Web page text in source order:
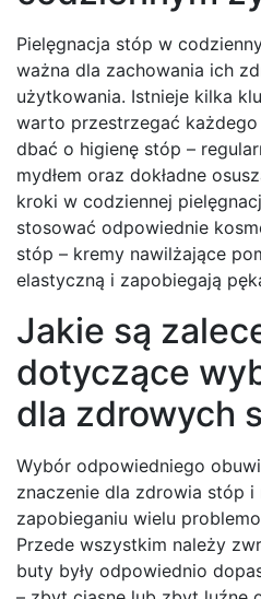
Pielęgnacja stóp w
ważna dla zachowania ich
użytkowania. Istnieje kilka
warto przestrzegać
dbać o higienę stóp –
mydłem oraz dokładne
kroki w codziennej
stosować odpowiednie
stóp – kremy nawilżające
elastyczną i zapobiegają
Jakie są
dotyczące
dla zdrowych
Wybór odpowiedniego
znaczenie dla zdrowia stóp
zapobieganiu wielu
Przede wszystkim należy
buty były odpowiednio